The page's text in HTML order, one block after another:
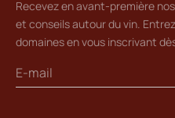
Recevez en avant-première
et conseils autour du vin.
domaines en vous inscrivant